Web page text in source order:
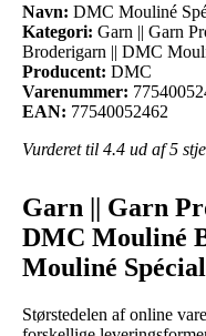
Navn: DMC Mouliné
Kategori: Garn || Garn
Broderigarn || DMC
Producent: DMC
Varenummer:
EAN: 77540052462
Vurderet til 4.4 ud af 5
Garn || Garn
DMC Mouliné
Mouliné
Størstedelen af online